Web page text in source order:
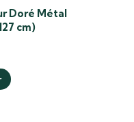
Doré Métal
cm)